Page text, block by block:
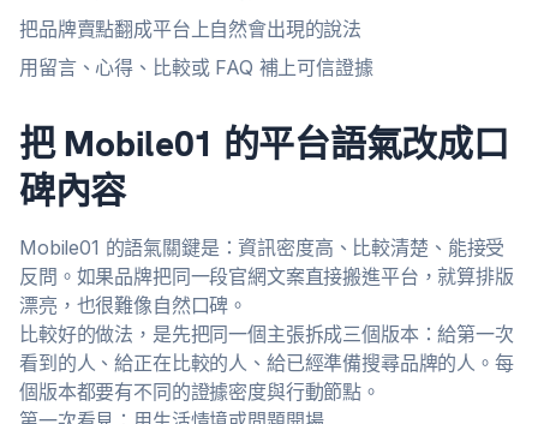
把品牌賣點翻成平台上自然會出現的說法
用留言、心得、比較或 FAQ 補上可信證據
把 Mobile01 的平台語氣改成口
碑內容
Mobile01 的語氣關鍵是：資訊密度高、比較清楚、能接受
反問。如果品牌把同一段官網文案直接搬進平台，就算排版
漂亮，也很難像自然口碑。
比較好的做法，是先把同一個主張拆成三個版本：給第一次
看到的人、給正在比較的人、給已經準備搜尋品牌的人。每
個版本都要有不同的證據密度與行動節點。